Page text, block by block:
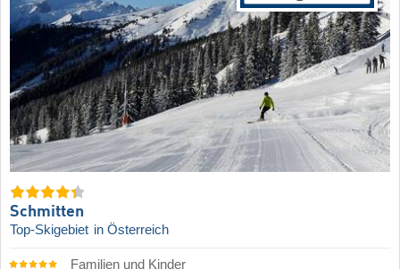
Schmitten
Top-Skigebiet in Österreich
Familien und Kinder